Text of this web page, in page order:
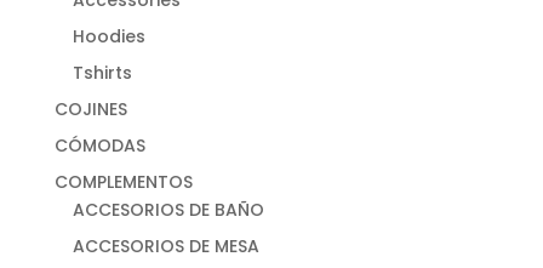
Hoodies
Tshirts
COJINES
CÓMODAS
COMPLEMENTOS
ACCESORIOS DE BAÑO
ACCESORIOS DE MESA